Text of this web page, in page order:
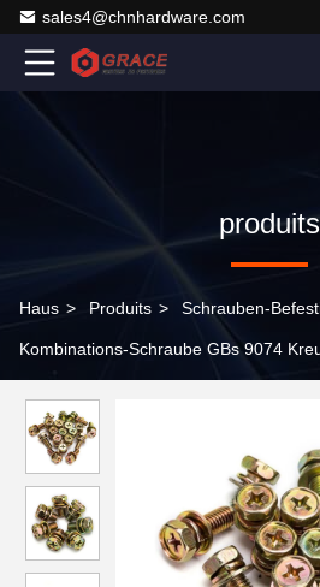
sales4@chnhardware.com
produits
Haus > Produits > Schrauben-
Kombinations-Schraube GBs 9074